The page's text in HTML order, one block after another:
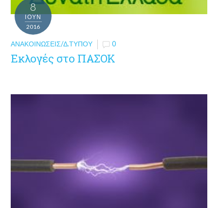
8
ΙΟΎΝ
2016
ΑΝΑΚΟΙΝΏΣΕΙΣ/Δ.ΤΎΠΟΥ 0
Εκλογές στο ΠΑΣΟΚ